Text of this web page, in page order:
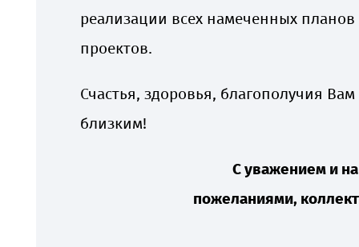
реализации всех намеченных планов
проектов.
Счастья, здоровья, благополучия
близким!
С уважением и
пожеланиями, к